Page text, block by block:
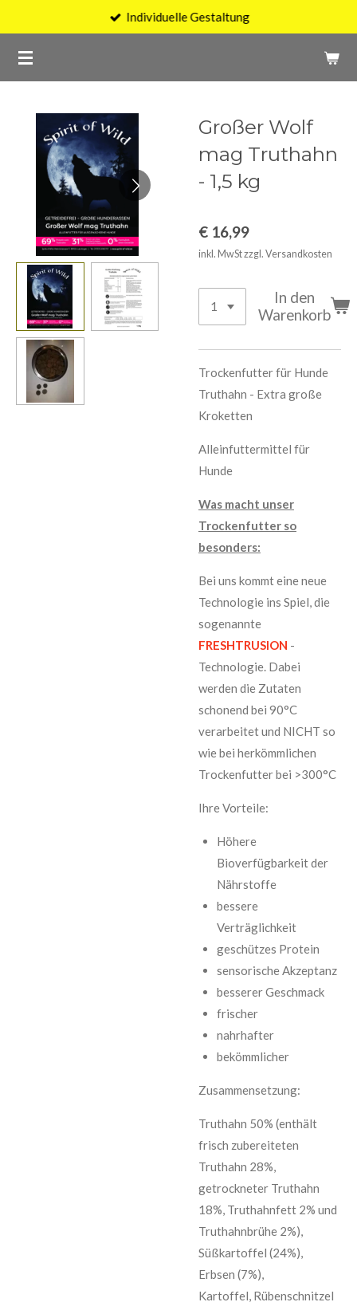
springen
Individuelle Gestaltung
Großer Wolf
mag Truthahn
- 1,5 kg
€ 16,99
inkl. MwSt zzgl. Versandkosten
In den
Warenkorb
Trockenfutter für Hunde
Truthahn - Extra große
Kroketten
Alleinfuttermittel für
Hunde
Was macht unser
Trockenfutter so
besonders:
Bei uns kommt eine neue
Technologie ins Spiel, die
sogenannte
FRESHTRUSION -
Technologie. Dabei
werden die Zutaten
schonend bei 90°C
verarbeitet und NICHT so
wie bei herkömmlichen
Trockenfutter bei >300°C
Ihre Vorteile:
Höhere
Bioverfügbarkeit der
Nährstoffe
bessere
Verträglichkeit
geschützes Protein
sensorische Akzeptanz
besserer Geschmack
frischer
nahrhafter
bekömmlicher
Zusammensetzung:
Truthahn 50% (enthält
frisch zubereiteten
Truthahn 28%,
getrockneter Truthahn
18%, Truthahnfett 2% und
Truthahnbrühe 2%),
Süßkartoffel (24%),
Erbsen (7%),
Kartoffel, Rübenschnitzel